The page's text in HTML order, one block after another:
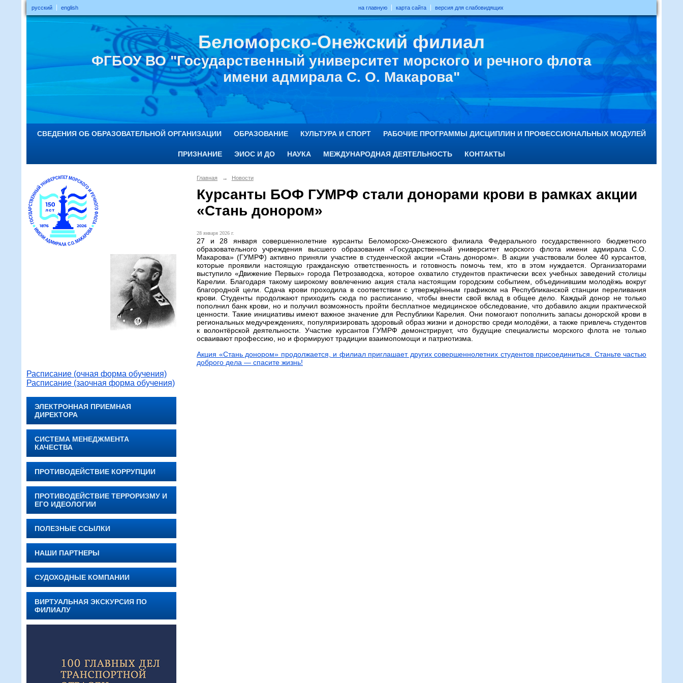
русский english на главную карта сайта версия для слабовидящих
Беломорско-Онежский филиал
ФГБОУ ВО "Государственный университет морского и речного флота
имени адмирала С. О. Макарова"
СВЕДЕНИЯ ОБ ОБРАЗОВАТЕЛЬНОЙ ОРГАНИЗАЦИИ ОБРАЗОВАНИЕ КУЛЬТУРА И СПОРТ РАБОЧИЕ ПРОГРАММЫ ДИСЦИПЛИН И ПРОФЕССИОНАЛЬНЫХ МОДУЛЕЙ
ПРИЗНАНИЕ ЭИОС И ДО НАУКА МЕЖДУНАРОДНАЯ ДЕЯТЕЛЬНОСТЬ КОНТАКТЫ
Расписание (очная форма обучения)
Расписание (заочная форма обучения)
ЭЛЕКТРОННАЯ ПРИЕМНАЯ
ДИРЕКТОРА
СИСТЕМА МЕНЕДЖМЕНТА
КАЧЕСТВА
ПРОТИВОДЕЙСТВИЕ КОРРУПЦИИ
ПРОТИВОДЕЙСТВИЕ ТЕРРОРИЗМУ И
ЕГО ИДЕОЛОГИИ
ПОЛЕЗНЫЕ ССЫЛКИ
НАШИ ПАРТНЕРЫ
СУДОХОДНЫЕ КОМПАНИИ
ВИРТУАЛЬНАЯ ЭКСКУРСИЯ ПО
ФИЛИАЛУ
Главная → Новости
Курсанты БОФ ГУМРФ стали донорами крови в рамках акции
«Стань донором»
28 января 2026 г.
27 и 28 января совершеннолетние курсанты Беломорско-Онежского филиала Федерального государственного бюджетного
образовательного учреждения высшего образования «Государственный университет морского флота имени адмирала С.О.
Макарова» (ГУМРФ) активно приняли участие в студенческой акции «Стань донором». В акции участвовали более 40 курсантов,
которые проявили настоящую гражданскую ответственность и готовность помочь тем, кто в этом нуждается. Организаторами
выступило «Движение Первых» города Петрозаводска, которое охватило студентов практически всех учебных заведений столицы
Карелии. Благодаря такому широкому вовлечению акция стала настоящим городским событием, объединившим молодёжь вокруг
благородной цели. Сдача крови проходила в соответствии с утверждённым графиком на Республиканской станции переливания
крови. Студенты продолжают приходить сюда по расписанию, чтобы внести свой вклад в общее дело. Каждый донор не только
пополнил банк крови, но и получил возможность пройти бесплатное медицинское обследование, что добавило акции практической
ценности. Такие инициативы имеют важное значение для Республики Карелия. Они помогают пополнить запасы донорской крови в
региональных медучреждениях, популяризировать здоровый образ жизни и донорство среди молодёжи, а также привлечь студентов
к волонтёрской деятельности. Участие курсантов ГУМРФ демонстрирует, что будущие специалисты морского флота не только
осваивают профессию, но и формируют традиции взаимопомощи и патриотизма.
Акция «Стань донором» продолжается, и филиал приглашает других совершеннолетних студентов присоединиться. Станьте частью
доброго дела — спасите жизнь!